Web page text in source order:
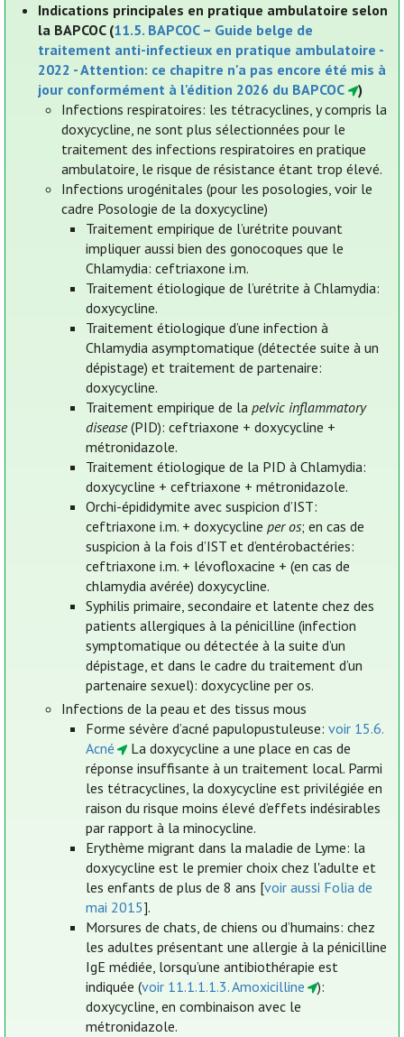
Indications principales en pratique ambulatoire selon
la BAPCOC (11.5. BAPCOC – Guide belge de
traitement anti-infectieux en pratique ambulatoire -
2022 - Attention: ce chapitre n'a pas encore été mis à
jour conformément à l'édition 2026 du BAPCOC
)
Infections respiratoires: les tétracyclines, y compris la
doxycycline, ne sont plus sélectionnées pour le
traitement des infections respiratoires en pratique
ambulatoire, le risque de résistance étant trop élevé.
Infections urogénitales (pour les posologies, voir le
cadre Posologie de la doxycycline)
Traitement empirique de l’urétrite pouvant
impliquer aussi bien des gonocoques que le
Chlamydia: ceftriaxone i.m.
Traitement étiologique de l’urétrite à Chlamydia:
doxycycline.
Traitement étiologique d’une infection à
Chlamydia asymptomatique (détectée suite à un
dépistage) et traitement de partenaire:
doxycycline.
Traitement empirique de la pelvic inflammatory
disease(PID): ceftriaxone + doxycycline +
métronidazole.
Traitement étiologique de la PID à Chlamydia:
doxycycline + ceftriaxone + métronidazole.
Orchi-épididymite avec suspicion d’IST:
ceftriaxone i.m. + doxycycline per os; en cas de
suspicion à la fois d’IST et d’entérobactéries:
ceftriaxone i.m. + lévofloxacine + (en cas de
chlamydia avérée) doxycycline.
Syphilis primaire, secondaire et latente chez des
patients allergiques à la pénicilline (infection
symptomatique ou détectée à la suite d’un
dépistage, et dans le cadre du traitement d’un
partenaire sexuel): doxycycline per os.
Infections de la peau et des tissus mous
Forme sévère d’acné papulopustuleuse: voir 15.6.
Acné
La doxycycline a une place en cas de
réponse insuffisante à un traitement local. Parmi
les tétracyclines, la doxycycline est privilégiée en
raison du risque moins élevé d’effets indésirables
par rapport à la minocycline.
Erythème migrant dans la maladie de Lyme: la
doxycycline est le premier choix chez l'adulte et
les enfants de plus de 8 ans [voir aussi Folia de
mai 2015].
Morsures de chats, de chiens ou d’humains: chez
les adultes présentant une allergie à la pénicilline
IgE médiée, lorsqu’une antibiothérapie est
indiquée (voir 11.1.1.1.3. Amoxicilline
):
doxycycline, en combinaison avec le
métronidazole.